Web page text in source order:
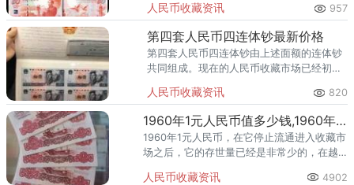
人民币收藏资讯 957
第四套人民币四连体钞最新价格
第四套人民币四连体钞由上述面额的连体钞
共同组成。现在的人民币收藏市场已经初步
赚取更多的利润，发行量很大。
人民币收藏资讯 820
1960年1元人民币值多少钱,1960年1元纸币价格表
1960年1元人民币，在它停止流通进入收藏市
场之后，它的存世量已经是非常少的，在越
市场，1960年1元人民币的收藏价值也是不错
人民币收藏资讯 4902